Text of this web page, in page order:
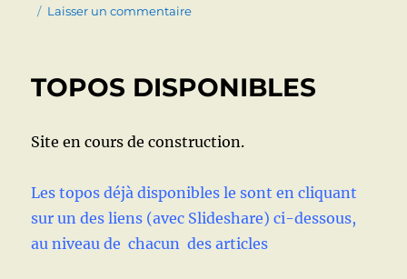
Laisser un commentairesur
SIGNES
DIAGNOSTIC,
TOPOS DISPONIBLES
Site en cours de construction.
Les topos déjà disponibles le sont en cliquant
sur un des liens (avec Slideshare) ci-dessous,
au niveau de chacun des articles